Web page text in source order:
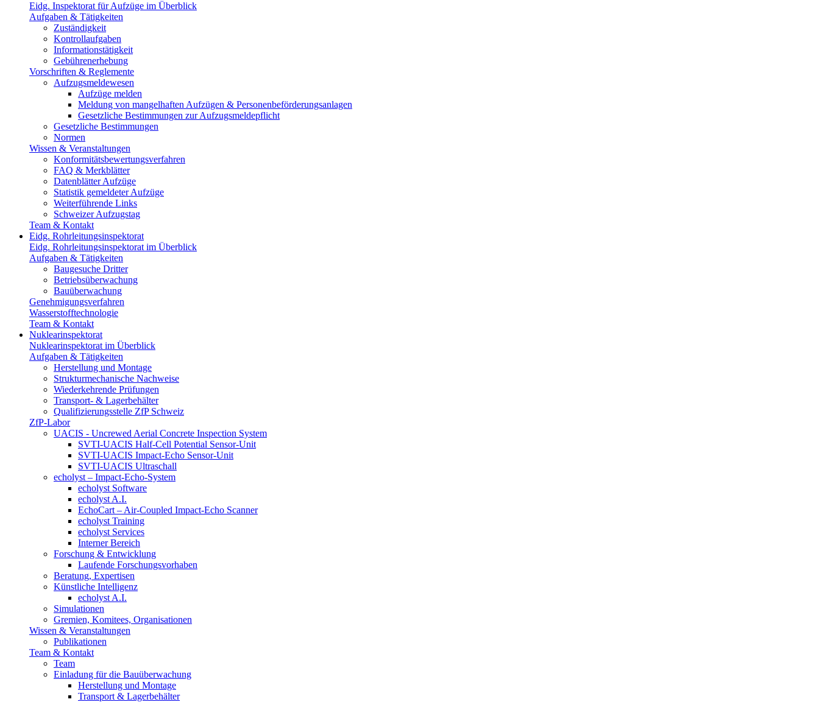
Eidg. Inspektorat für Aufzüge im Überblick
Aufgaben & Tätigkeiten
Zuständigkeit
Kontrollaufgaben
Informationstätigkeit
Gebührenerhebung
Vorschriften & Reglemente
Aufzugsmeldewesen
Aufzüge melden
Meldung von mangelhaften Aufzügen & Personenbeförderungsanlagen
Gesetzliche Bestimmungen zur Aufzugsmeldepflicht
Gesetzliche Bestimmungen
Normen
Wissen & Veranstaltungen
Konformitätsbewertungsverfahren
FAQ & Merkblätter
Datenblätter Aufzüge
Statistik gemeldeter Aufzüge
Weiterführende Links
Schweizer Aufzugstag
Team & Kontakt
Eidg. Rohrleitungsinspektorat
Eidg. Rohrleitungsinspektorat im Überblick
Aufgaben & Tätigkeiten
Baugesuche Dritter
Betriebsüberwachung
Bauüberwachung
Genehmigungsverfahren
Wasserstofftechnologie
Team & Kontakt
Nuklearinspektorat
Nuklearinspektorat im Überblick
Aufgaben & Tätigkeiten
Herstellung und Montage
Strukturmechanische Nachweise
Wiederkehrende Prüfungen
Transport- & Lagerbehälter
Qualifizierungsstelle ZfP Schweiz
ZfP-Labor
UACIS - Uncrewed Aerial Concrete Inspection System
SVTI-UACIS Half-Cell Potential Sensor-Unit
SVTI-UACIS Impact-Echo Sensor-Unit
SVTI-UACIS Ultraschall
echolyst – Impact-Echo-System
echolyst Software
echolyst A.I.
EchoCart – Air-Coupled Impact-Echo Scanner
echolyst Training
echolyst Services
Interner Bereich
Forschung & Entwicklung
Laufende Forschungsvorhaben
Beratung, Expertisen
Künstliche Intelligenz
echolyst A.I.
Simulationen
Gremien, Komitees, Organisationen
Wissen & Veranstaltungen
Publikationen
Team & Kontakt
Team
Einladung für die Bauüberwachung
Herstellung und Montage
Transport & Lagerbehälter